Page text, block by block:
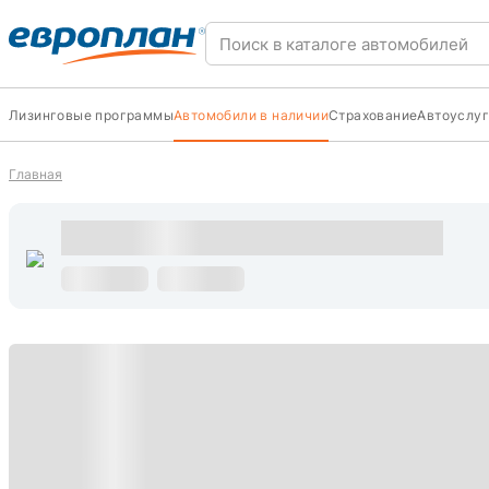
Лизинговые программыАвтомобили в наличииСтрахование
Главная